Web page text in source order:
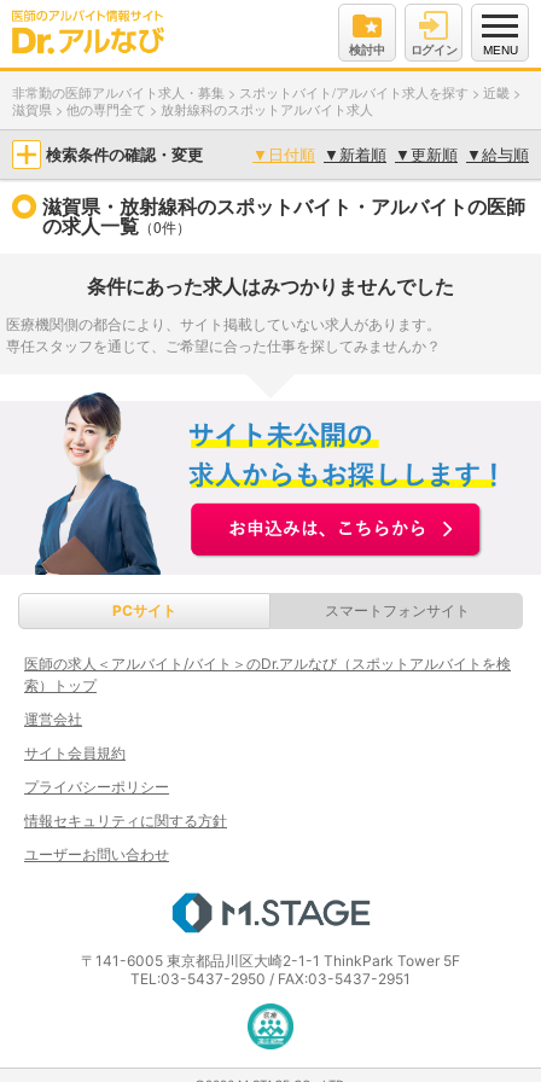
検討中 ログイン MENU
非常勤の医師アルバイト求人・募集 > スポットバイト/アルバイト求人を探す > 近畿 >
滋賀県 > 他の専門全て > 放射線科のスポットアルバイト求人
検索条件の確認・変更 ▼ 日付順 ▼ 新着順 ▼更新順 ▼給与順
滋賀県・放射線科のスポットバイト・アルバイトの医師
の求人一覧 （0件）
条件にあった求人はみつかりませんでした
医療機関側の都合により、サイト掲載していない求人があります。
専任スタッフを通じて、ご希望に合った仕事を探してみませんか？
PCサイト スマートフォンサイト
医師の求人＜アルバイト/バイト＞のDr.アルなび（スポットアルバイトを検
索）トップ
運営会社
サイト会員規約
プライバシーポリシー
情報セキュリティに関する方針
ユーザーお問い合わせ
〒141-6005 東京都品川区大崎2-1-1 ThinkPark Tower 5F
TEL:03-5437-2950 / FAX:03-5437-2951